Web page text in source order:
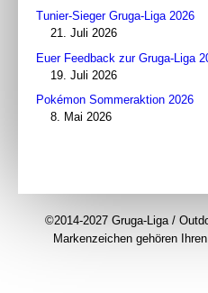
Tunier-Sieger Gruga-Liga 2026
21. Juli 2026
Euer Feedback zur Gruga-Liga
19. Juli 2026
Pokémon Sommeraktion 2026
8. Mai 2026
©2014-2027 Gruga-Liga /
Markenzeichen gehören